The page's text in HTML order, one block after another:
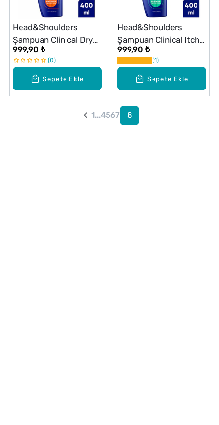
Sepete Ekle
Head&Shoulders
Şampuan Clinical Dry
Scalp 400 ml
999,90 ₺
0
Sepete Ekle
Head&Shoulders
Şampuan Clinical Itch
Relief 400 ml
999,90 ₺
1
1...4567 8